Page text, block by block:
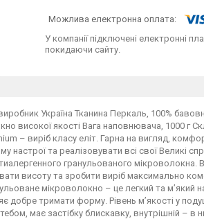
У компанії підключені електронні
покидаючи сайту.
Україна Тканина Перкаль, 100%
високої якості Вага наповнювача, 1000 г
– виріб класу еліт. Гарна на вигляд,
настрої та реалізовувати всі свої Великі
гранульованого
висоту та зробити виріб максимально
мікроволокно – це легкий та
добре тримати форму. Рівень м’якості у
має застібку блискавку, внутрішній –